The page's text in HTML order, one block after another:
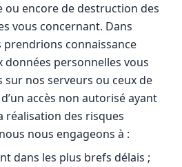
ou encore de destruction des
vous concernant. Dans
prendrions connaissance
données personnelles vous
sur nos serveurs ou ceux de
accès non autorisé ayant
réalisation des risques
nous engageons à :
dans les plus brefs délais ;